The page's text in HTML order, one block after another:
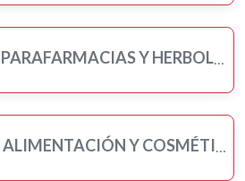
Y HERBOLARIOS
Y COSMÉTICA